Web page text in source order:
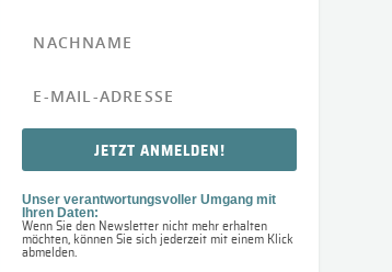
JETZT ANMELDEN!
Unser verantwortungsvoller Umgang mit
Ihren Daten:
Wenn Sie den Newsletter nicht mehr erhalten
möchten, können Sie sich jederzeit mit einem Klick
abmelden.